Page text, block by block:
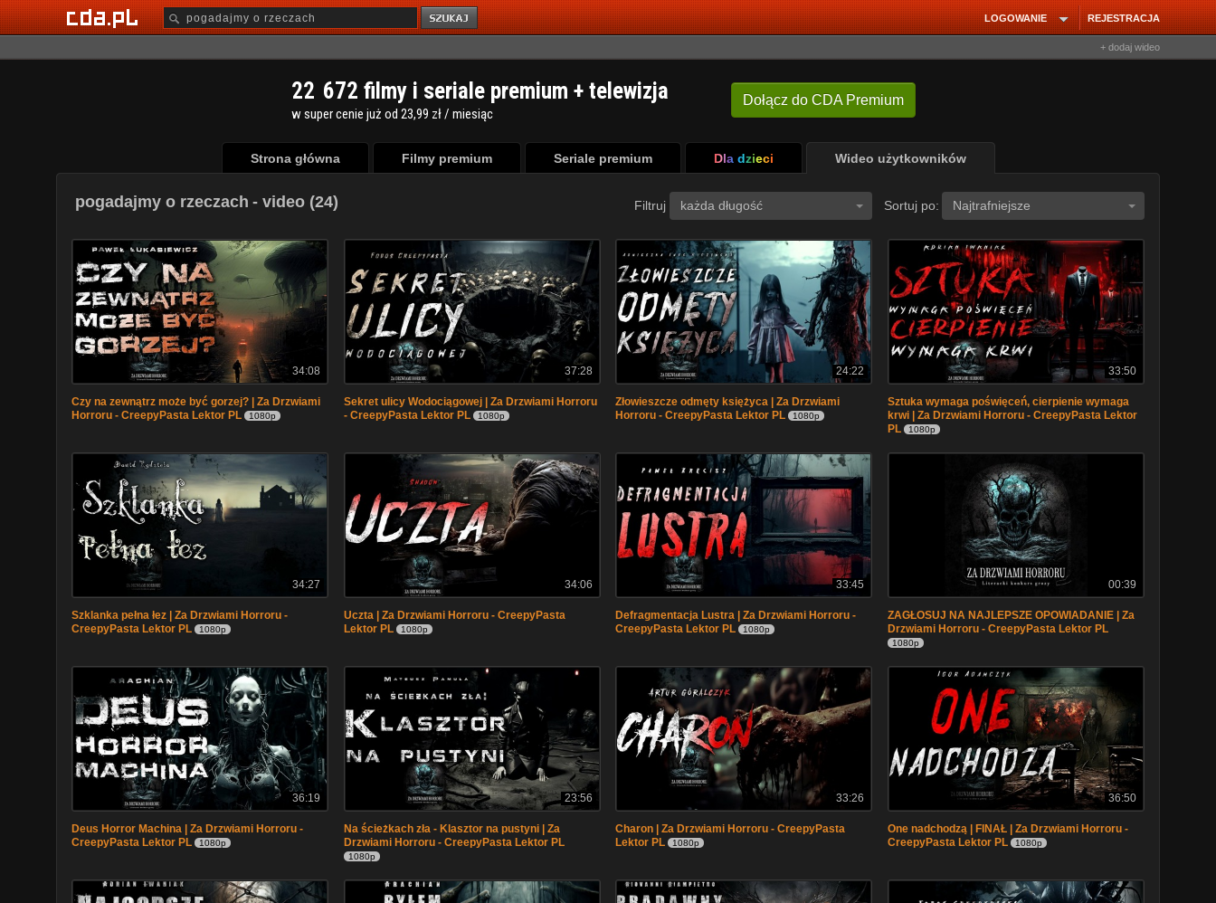
REJESTRACJA
LOGOWANIE
+ dodaj wideo
Dołącz do CDA Premium
22 672 filmy i seriale premium + telewizja
w super cenie już od 23,99 zł / miesiąc
Strona główna Filmy premium Seriale premium Dla dzieci Wideo użytkowników
pogadajmy o rzeczach - video (24) Filtruj każda długość Sortuj po: Najtrafniejsze
34:08
Czy na zewnątrz może być gorzej? | Za Drzwiami
Horroru - CreepyPasta Lektor PL
1080p
37:28
Sekret ulicy Wodociągowej | Za Drzwiami Horroru
- CreepyPasta Lektor PL
1080p
24:22
Złowieszcze odmęty księżyca | Za Drzwiami
Horroru - CreepyPasta Lektor PL
1080p
33:50
Sztuka wymaga poświęceń, cierpienie wymaga
krwi | Za Drzwiami Horroru - CreepyPasta Lektor
PL
1080p
34:27
Szklanka pełna łez | Za Drzwiami Horroru -
CreepyPasta Lektor PL
1080p
34:06
Uczta | Za Drzwiami Horroru - CreepyPasta
Lektor PL
1080p
33:45
Defragmentacja Lustra | Za Drzwiami Horroru -
CreepyPasta Lektor PL
1080p
00:39
ZAGŁOSUJ NA NAJLEPSZE OPOWIADANIE | Za
Drzwiami Horroru - CreepyPasta Lektor PL
1080p
36:19
Deus Horror Machina | Za Drzwiami Horroru -
CreepyPasta Lektor PL
1080p
23:56
Na ścieżkach zła - Klasztor na pustyni | Za
Drzwiami Horroru - CreepyPasta Lektor PL
1080p
33:26
Charon | Za Drzwiami Horroru - CreepyPasta
Lektor PL
1080p
36:50
One nadchodzą | FINAŁ | Za Drzwiami Horroru -
CreepyPasta Lektor PL
1080p